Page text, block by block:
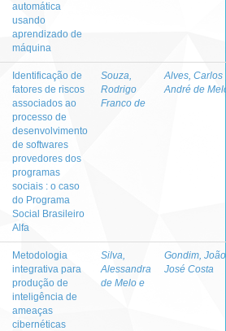
automática
usando
aprendizado de
máquina
Identificação de
fatores de riscos
associados ao
processo de
desenvolvimento
de softwares
provedores dos
programas
sociais : o caso
do Programa
Social Brasileiro
Alfa
Souza,
Rodrigo
Franco de
Alves, Carlos
André de
Metodologia
integrativa para
produção de
inteligência de
ameaças
cibernéticas
Silva,
Alessandra
de Melo e
Gondim, João
José Costa